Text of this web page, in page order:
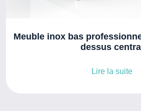
Meuble inox bas
dessus central
Lire la suite